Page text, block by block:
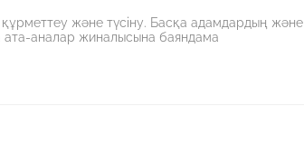
және түсіну. Басқа адамдардың және
ата-аналар жиналысына баяндама